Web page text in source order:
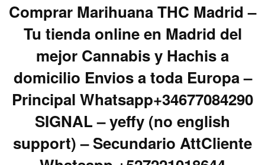
Comprar Marihuana THC Madrid –
Tu tienda online en Madrid del
mejor Cannabis y Hachis a
domicilio Envios a toda Europa –
Principal Whatsapp+34677084290
SIGNAL – yeffy (no english
support) – Secundario AttCliente